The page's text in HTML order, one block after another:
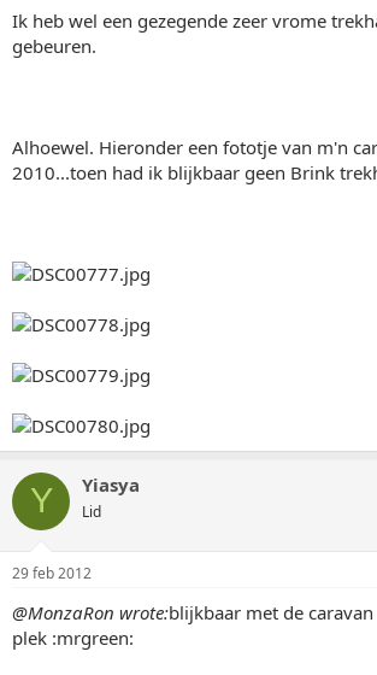
Ik heb wel een gezegende zeer vrome
gebeuren.
Alhoewel. Hieronder een fototje van m'n
2010...toen had ik blijkbaar geen Brink
Y Yiasya
Lid
29 feb 2012
@MonzaRon wrote:blijkbaar met de
plek :mrgreen: